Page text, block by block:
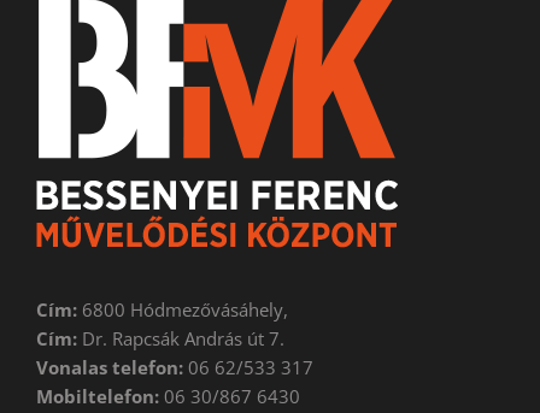
Cím: 6800 Hódmezővásáhely,
Cím: Dr. Rapcsák András út 7.
Vonalas telefon: 06 62/533 317
Mobiltelefon: 06 30/867 6430